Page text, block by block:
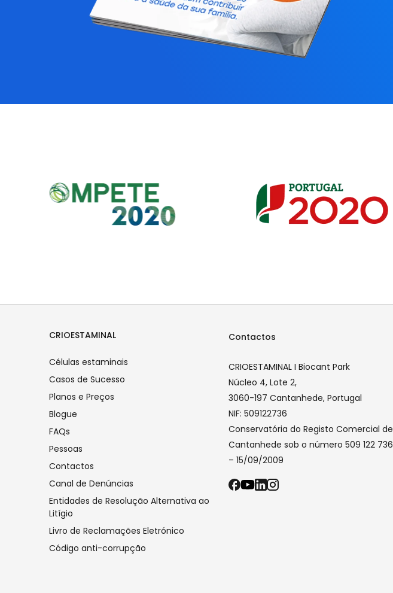
CRIOESTAMINAL
Células estaminais
Casos de Sucesso
Planos e Preços
Blogue
FAQs
Pessoas
Contactos
Canal de Denúncias
Entidades de Resolução Alternativa ao
Litígio
Livro de Reclamações Eletrónico
Código anti-corrupção
Contactos
CRIOESTAMINAL I Biocant Park
Núcleo 4, Lote 2,
3060-197 Cantanhede, Portugal
NIF: 509122736
Conservatória do Registo Comercial de
Cantanhede sob o número 509 122 736
– 15/09/2009